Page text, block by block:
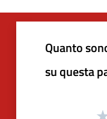
Quanto
su questa